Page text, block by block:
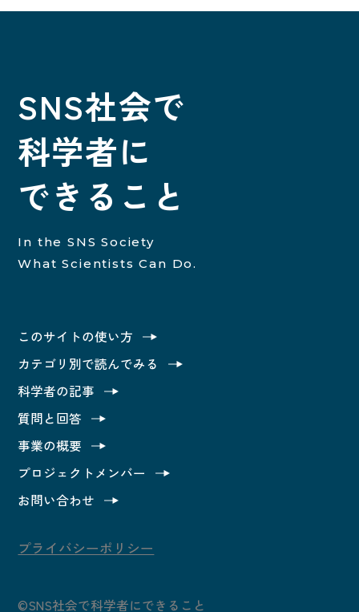
個人情報をお尋ねすることがあります。
第3条（個人情報を収集・利用する目的）
私達が個人情報を収集・利用する目的は、以下の
とおりです。私達サービスの提供・運営のためユ
ーザーからのお問い合わせに回答するため（本人
確認を行うことを含む）メンテナンス、重要なお
知らせなど必要に応じたご連絡のため上記の利
第4条（利用目的の変更）
私達は、利用目的が変更前と関連性を有すると合
理的に認められる場合に限り、個人情報の利用目
った場合には、変更後の目的について、私達所定
の方法により、ユーザーに通知し、または本ウェ
ブサイト上に公表するものとします。
1、私達は、次に掲げる場合を除いて、あらかじめ
報を提供することはありません。ただし、個人情
SNS社会で
科学者に
できること
In the SNS Society
What Scientists Can Do.
このサイトの使い方
カテゴリ別で読んでみる
科学者の記事
質問と回答
事業の概要
プロジェクトメンバー
お問い合わせ
プライバシーポリシー
©SNS社会で科学者にできること